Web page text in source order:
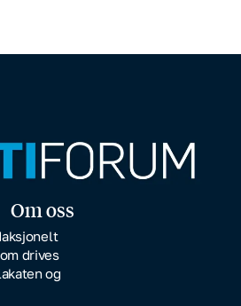
Om oss
drives
og